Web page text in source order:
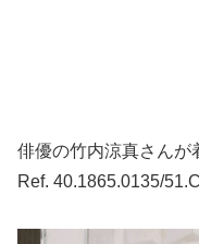
俳優の竹内涼真さんが
Ref. 40.1865.0135/